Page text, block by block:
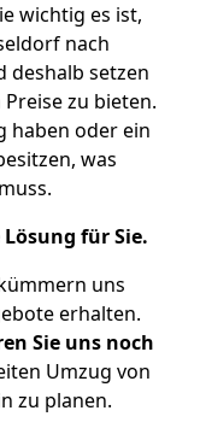
wichtig es ist,
nach
deshalb setzen
zu bieten.
haben oder ein
was
für Sie.
uns
erhalten.
Sie uns noch
Umzug von
zu planen.